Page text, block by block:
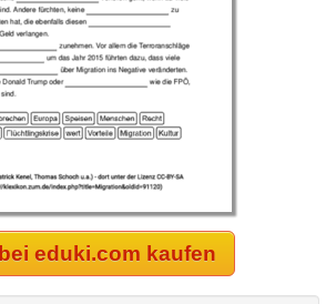
eduki.com kaufen